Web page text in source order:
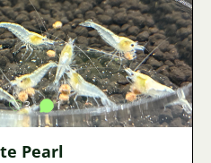
Zdjęcie
3 1
Pearl